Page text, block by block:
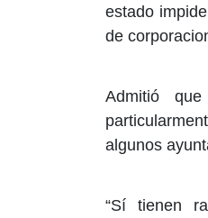
estado
de
Admitió
algunos
“Sí tienen